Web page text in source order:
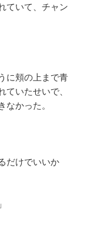
ていて、チャン
に頬の上まで青
いたせいで、
かった。
だけでいいか